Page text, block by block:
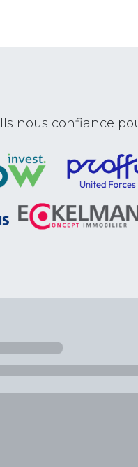
Ils nous confiance